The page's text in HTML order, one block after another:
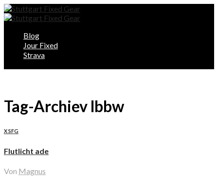
Blog
Jour Fixed
Strava
Tag-Archiev lbbw
X SFG
Flutlicht ade
Von Magnus